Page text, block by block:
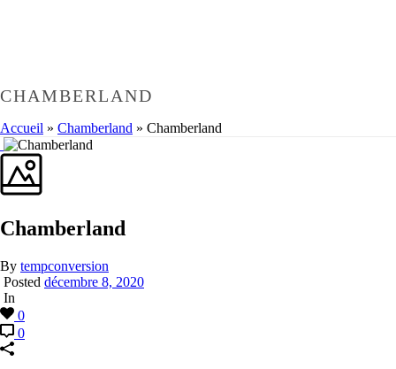
CHAMBERLAND
Accueil » Chamberland » Chamberland
Chamberland
By tempconversion
Posted décembre 8, 2020
In
0
0